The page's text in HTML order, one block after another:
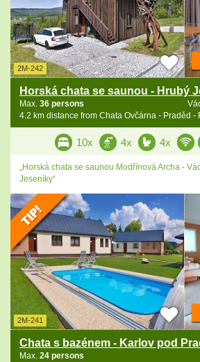
2M-242
Horská chata se saunou - Hrubý
Max. 36 persons
4.2 km distance from Chata Ovčárna - Praděd -
10x 4x 4x
„Horská chata se saunou Modřínová Archa -
Jeseníky“
2M-241
Chata s bazénem - Karlov pod
Max. 24 persons